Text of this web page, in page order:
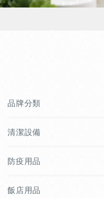
品牌分類
清潔設備
防疫用品
飯店用品